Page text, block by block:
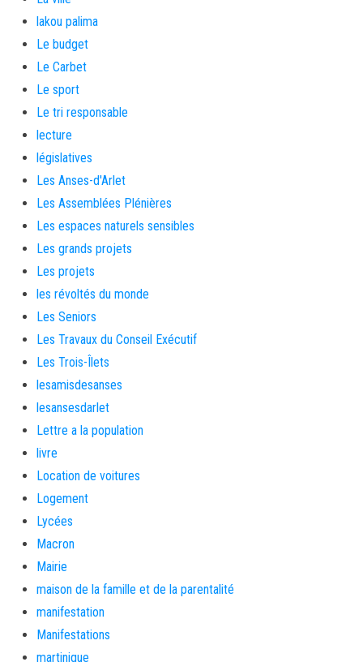
lakou palima
Le budget
Le Carbet
Le sport
Le tri responsable
lecture
législatives
Les Anses-d'Arlet
Les Assemblées Plénières
Les espaces naturels sensibles
Les grands projets
Les projets
les révoltés du monde
Les Seniors
Les Travaux du Conseil Exécutif
Les Trois-Îlets
lesamisdesanses
lesansesdarlet
Lettre a la population
livre
Location de voitures
Logement
Lycées
Macron
Mairie
maison de la famille et de la parentalité
manifestation
Manifestations
martinique